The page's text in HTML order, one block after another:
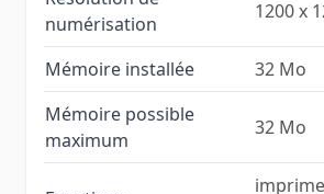
numérisation
1200 x
Mémoire installée
32 Mo
Mémoire possible
maximum
32 Mo